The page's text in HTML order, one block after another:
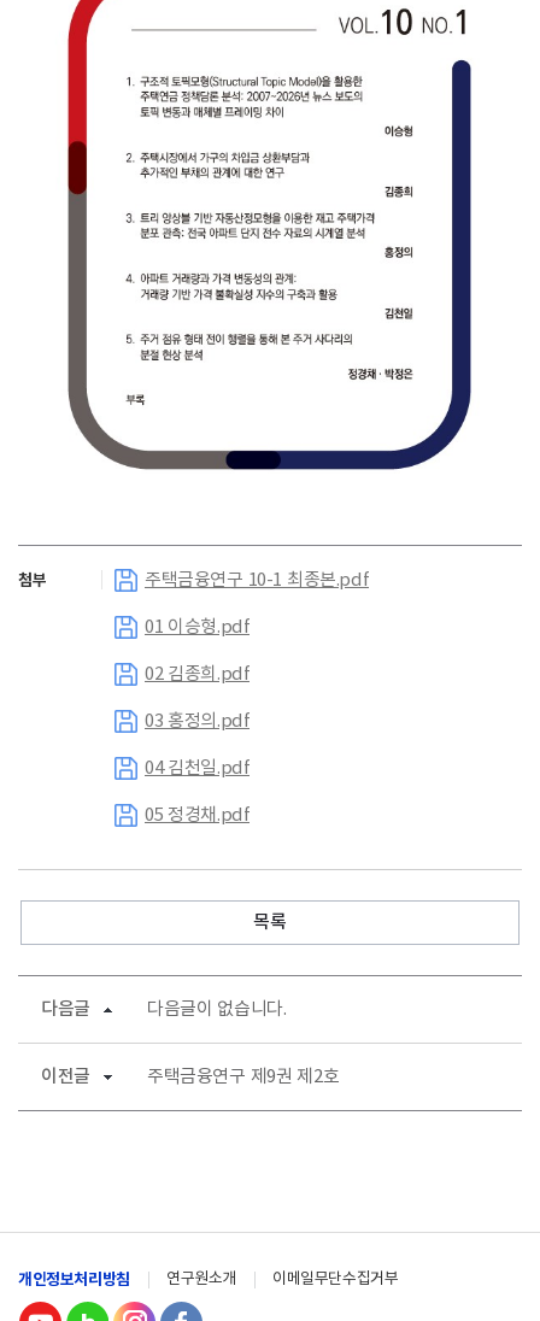
첨부 주택금융연구 10-1 최종본.pdf
01 이승형.pdf
02 김종희.pdf
03 홍정의.pdf
04 김천일.pdf
05 정경채.pdf
목록
다음글 다음글이 없습니다.
이전글 주택금융연구 제9권 제2호
개인정보처리방침 연구원소개 이메일무단수집거부